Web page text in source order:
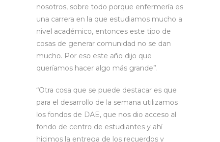
nosotros, sobre todo porque enfermería es
una carrera en la que estudiamos mucho a
nivel académico, entonces este tipo de
cosas de generar comunidad no se dan
mucho. Por eso este año dijo que
queríamos hacer algo más grande”.
“Otra cosa que se puede destacar es que
para el desarrollo de la semana utilizamos
los fondos de DAE, que nos dio acceso al
fondo de centro de estudiantes y ahí
hicimos la entrega de los recuerdos y